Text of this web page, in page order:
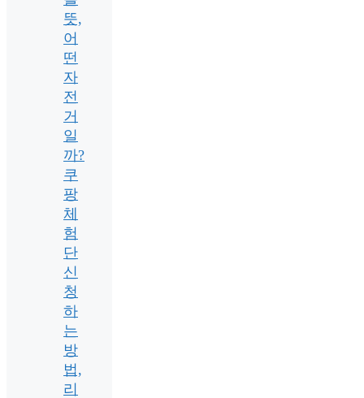
뜻,
어
떤
자
전
거
일
까?
쿠
팡
체
험
단
신
청
하
는
방
법,
리